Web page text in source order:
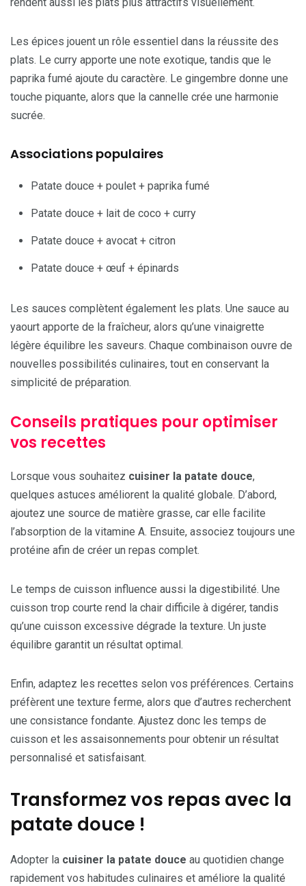
Les épices jouent un rôle essentiel dans la réussite des
plats. Le curry apporte une note exotique, tandis que le
paprika fumé ajoute du caractère. Le gingembre donne une
touche piquante, alors que la cannelle crée une harmonie
sucrée.
Associations populaires
Patate douce + poulet + paprika fumé
Patate douce + lait de coco + curry
Patate douce + avocat + citron
Patate douce + œuf + épinards
Les sauces complètent également les plats. Une sauce au
yaourt apporte de la fraîcheur, alors qu’une vinaigrette
légère équilibre les saveurs. Chaque combinaison ouvre de
nouvelles possibilités culinaires, tout en conservant la
simplicité de préparation.
Conseils pratiques pour optimiser
vos recettes
Lorsque vous souhaitez cuisiner la patate douce,
quelques astuces améliorent la qualité globale. D’abord,
ajoutez une source de matière grasse, car elle facilite
l’absorption de la vitamine A. Ensuite, associez toujours une
protéine afin de créer un repas complet.
Le temps de cuisson influence aussi la digestibilité. Une
cuisson trop courte rend la chair difficile à digérer, tandis
qu’une cuisson excessive dégrade la texture. Un juste
équilibre garantit un résultat optimal.
Enfin, adaptez les recettes selon vos préférences. Certains
préfèrent une texture ferme, alors que d’autres recherchent
une consistance fondante. Ajustez donc les temps de
cuisson et les assaisonnements pour obtenir un résultat
personnalisé et satisfaisant.
Transformez vos repas avec la
patate douce !
Adopter la cuisiner la patate douce au quotidien change
rapidement vos habitudes culinaires et améliore la qualité